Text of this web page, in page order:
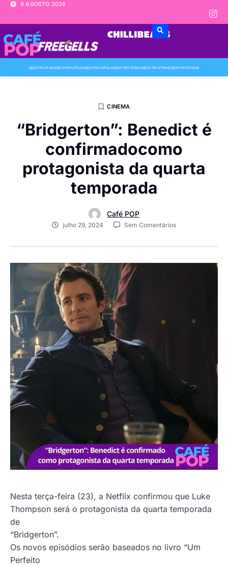
9 AGOSTO 2026
@portalcafepop@portalcafepop@portalcafepop@portalcafepop@portalcafepop@portalcafepop
CINEMA
“Bridgerton”: Benedict é
confirmadocomo
protagonista da quarta
temporada
Café POP
julho 29, 2024 Sem Comentários
Nesta terça-feira (23), a Netflix confirmou que Luke
Thompson será o protagonista da quarta temporada
de
“Bridgerton”.
Os novos episódios serão baseados no livro “Um
Perfeito